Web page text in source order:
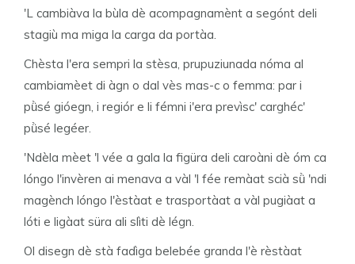
'L cambiàva la bùla dè acompagnamènt a segónt deli
stagiù ma miga la carga da portàa.
Chèsta l'era sempri la stèsa, prupuziunada nóma al
cambiamèet di àgn o dal vès mas-c o femma: par i
pǜsé gióegn, i regiór e li fémni i'era prevìsc' carghéc'
pǜsé legéer.
'Ndèla mèet 'l vée a gala la figüra deli caroàni dè óm ca
lóngo l'invèren ai menava a vàl 'l fée remàat scià sǜ 'ndi
magènch lóngo l'èstàat e trasportàat a vàl pugiàat a
lóti e ligàat süra ali slìti dè légn.
Ol disegn dè stà fadìga belebée granda l'è rèstàat